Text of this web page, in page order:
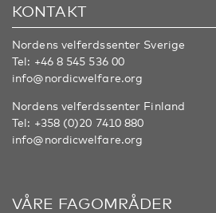
KONTAKT
Nordens velferdssenter Sverige
Tel: +46 8 545 536 00
info@nordicwelfare.org
Nordens velferdssenter Finland
Tel: +358 (0)20 7410 880
info@nordicwelfare.org
VÅRE FAGOMRÅDER